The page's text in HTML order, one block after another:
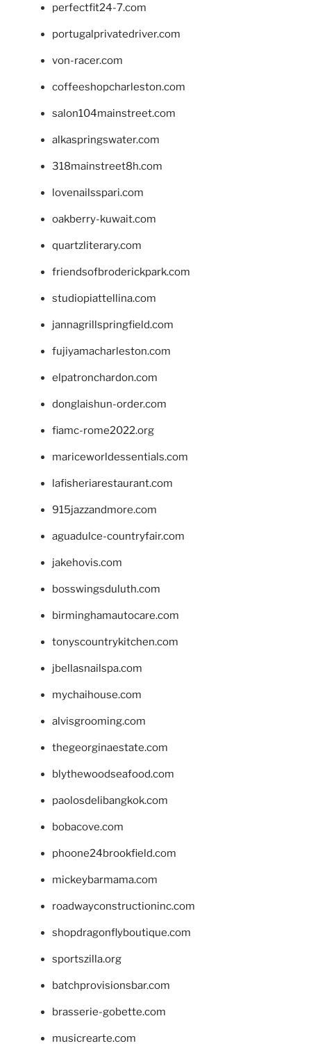
perfectfit24-7.com
portugalprivatedriver.com
von-racer.com
coffeeshopcharleston.com
salon104mainstreet.com
alkaspringswater.com
318mainstreet8h.com
lovenailsspari.com
oakberry-kuwait.com
quartzliterary.com
friendsofbroderickpark.com
studiopiattellina.com
jannagrillspringfield.com
fujiyamacharleston.com
elpatronchardon.com
donglaishun-order.com
fiamc-rome2022.org
mariceworldessentials.com
lafisheriarestaurant.com
915jazzandmore.com
aguadulce-countryfair.com
jakehovis.com
bosswingsduluth.com
birminghamautocare.com
tonyscountrykitchen.com
jbellasnailspa.com
mychaihouse.com
alvisgrooming.com
thegeorginaestate.com
blythewoodseafood.com
paolosdelibangkok.com
bobacove.com
phoone24brookfield.com
mickeybarmama.com
roadwayconstructioninc.com
shopdragonflyboutique.com
sportszilla.org
batchprovisionsbar.com
brasserie-gobette.com
musicrearte.com